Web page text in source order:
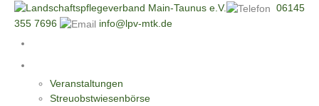
06145
355 7696
info@lpv-mtk.de
Veranstaltungen
Streuobstwiesenbörse